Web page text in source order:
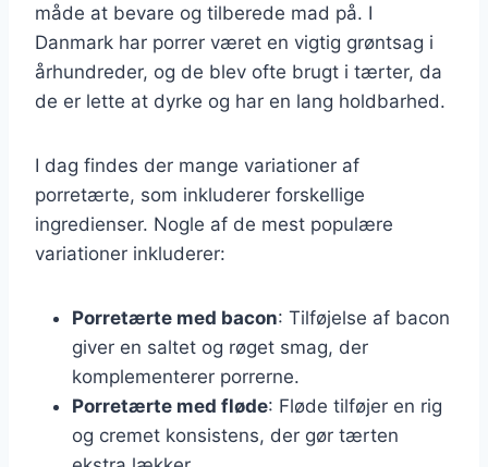
måde at bevare og tilberede mad på. I
Danmark har porrer været en vigtig grøntsag i
århundreder, og de blev ofte brugt i tærter, da
de er lette at dyrke og har en lang holdbarhed.
I dag findes der mange variationer af
porretærte, som inkluderer forskellige
ingredienser. Nogle af de mest populære
variationer inkluderer:
Porretærte med bacon: Tilføjelse af bacon
giver en saltet og røget smag, der
komplementerer porrerne.
Porretærte med fløde: Fløde tilføjer en rig
og cremet konsistens, der gør tærten